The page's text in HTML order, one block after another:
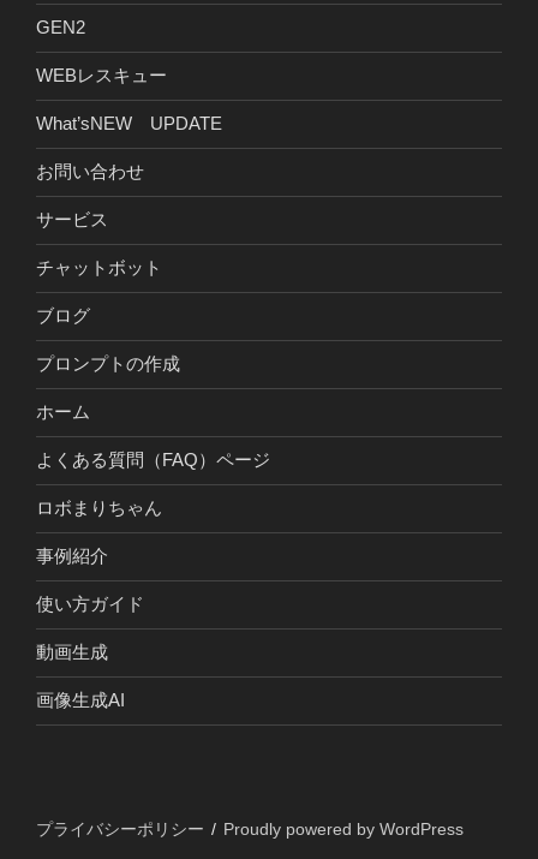
GEN2
WEBレスキュー
What’sNEW UPDATE
お問い合わせ
サービス
チャットボット
ブログ
プロンプトの作成
ホーム
よくある質問（FAQ）ページ
ロボまりちゃん
事例紹介
使い方ガイド
動画生成
画像生成AI
プライバシーポリシー Proudly powered by WordPress